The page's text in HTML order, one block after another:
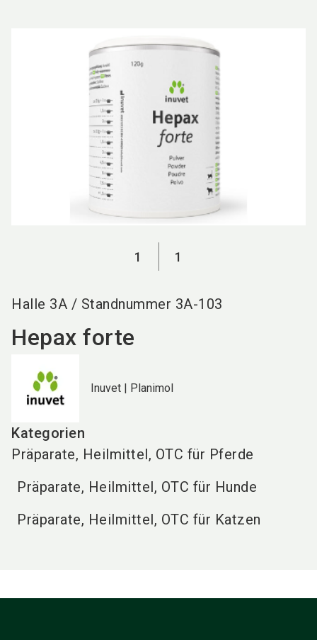
1 1
Halle 3A / Standnummer 3A-103
Hepax forte
Inuvet | Planimol
Kategorien
Präparate, Heilmittel, OTC für Pferde
Präparate, Heilmittel, OTC für Hunde
Präparate, Heilmittel, OTC für Katzen